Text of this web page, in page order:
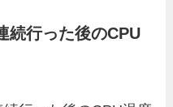
続行った後のCPU